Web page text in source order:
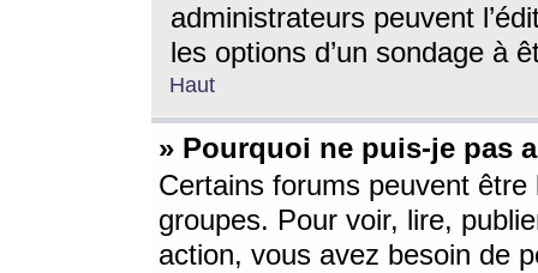
administrateurs peuvent
les options d’un sondage à
Haut
» Pourquoi ne puis-je pas
Certains forums peuvent être
groupes. Pour voir, lire,
action, vous avez besoin de